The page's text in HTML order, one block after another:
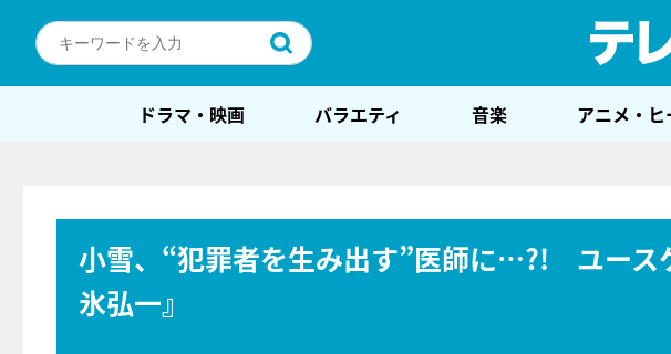
ドラマ・映画 バラエティ 音楽 アニメ・ヒ
小雪、“犯罪者を生み出す”医師に…?! ユース
氷弘一』